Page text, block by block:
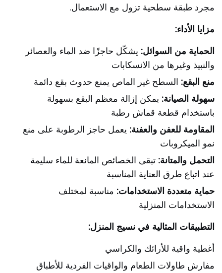
مجرد طبقة سطحية تزول مع الاستعمال.
مزايا الأداء:
الحماية من السوائل: يشكّل حاجزًا ضد الماء والعصائر
والنبيذ وغيرها من الانسكابات
منع البقع: السطح غير الماص يمنع حدوث بقع دائمة
سهولة الصيانة: يمكن إزالة معظم البقع بسهولة
باستخدام قطعة قماش رطبة
المقاومة للعفن والعفنة: يعمل حاجز الرطوبة على منع
نمو الميكروبات
التحمل والمتانة: تبقى الخصائص المانعة للماء سليمة
عند اتباع طرق العناية المناسبة
حماية متعددة الاستخدامات: مناسبة لمختلف
الاستخدامات المنزلية
التطبيقات المثالية في نسيج المنزل:
أغطية واقية للأرائك والكراسي
مفارش طاولات الطعام والواقيات الفردية للأطباق